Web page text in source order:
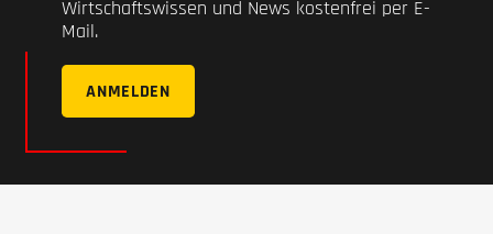
Wirtschaftswissen und News kostenfrei per E-
Mail.
ANMELDEN